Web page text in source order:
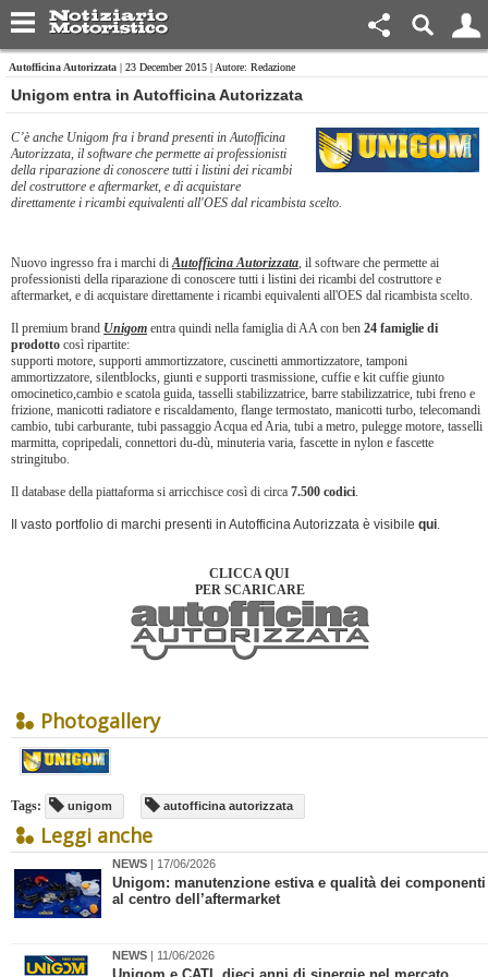
Autofficina Autorizzata | 23 December 2015 | Autore: Redazione
Unigom entra in Autofficina Autorizzata
C’è anche Unigom fra i brand presenti in Autofficina
Autorizzata, il software che permette ai professionisti
della riparazione di conoscere tutti i listini dei ricambi
del costruttore e aftermarket, e di acquistare
direttamente i ricambi equivalenti all'OES dal ricambista scelto.
Nuovo ingresso fra i marchi diAutofficina Autorizzata, il software che permette ai
professionisti della riparazione di conoscere tutti i listini dei ricambi del costruttore e
aftermarket, e di acquistare direttamente i ricambi equivalenti all'OES dal ricambista scelto.
Il premium brand Unigom entra quindi nella famiglia di AA con ben 24 famiglie di
prodotto così ripartite:
supporti motore, supporti ammortizzatore, cuscinetti ammortizzatore, tamponi
ammortizzatore, silentblocks, giunti e supporti trasmissione, cuffie e kit cuffie giunto
omocinetico,cambio e scatola guida, tasselli stabilizzatrice, barre stabilizzatrice, tubi freno e
frizione, manicotti radiatore e riscaldamento, flange termostato, manicotti turbo, telecomandi
cambio, tubi carburante, tubi passaggio Acqua ed Aria, tubi a metro, pulegge motore, tasselli
marmitta, copripedali, connettori du-dù, minuteria varia, fascette in nylon e fascette
stringitubo.
Il database della piattaforma si arricchisce così di circa 7.500 codici.
Il vasto portfolio di marchi presenti in Autofficina Autorizzata è visibile qui.
CLICCA QUI
PER SCARICARE
Photogallery
Tags: unigom autofficina autorizzata
Leggi anche
NEWS | 17/06/2026
​Unigom: manutenzione estiva e qualità dei componenti
al centro dell’aftermarket
NEWS | 11/06/2026